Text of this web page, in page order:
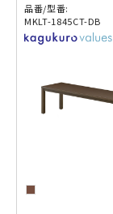
品番/型番:
MKLT-1845CT-DB